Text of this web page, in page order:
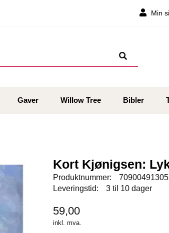
Min
Gaver Willow Tree Bibler
Kort Kjønigsen:
Produktnummer:
Leveringstid:
3 til 10 dager
59,00
inkl. mva.